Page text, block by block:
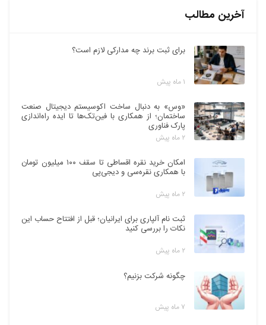
آخرین مطالب
برای ثبت برند چه مدارکی لازم است؟
۱ ماه پیش
«وس» به دنبال ساخت اکوسیستم دیجیتال صنعت
ساختمان؛ از همکاری با فین‌تک‌ها تا ایده راه‌اندازی
پارک فناوری
۲ ماه پیش
امکان خرید نقره اقساطی تا سقف ۱۰۰ میلیون تومان
با همکاری نقره‌سی و دیجی‌پی
۲ ماه پیش
ثبت نام آلپاری برای ایرانیان؛ قبل از افتتاح حساب این
نکات را بررسی کنید
۲ ماه پیش
چگونه شرکت بزنیم؟
۷ ماه پیش